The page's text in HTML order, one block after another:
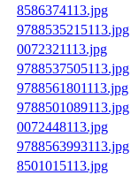
8586374113.jpg
9788535215113.jpg
0072321113.jpg
9788537505113.jpg
9788561801113.jpg
9788501089113.jpg
0072448113.jpg
9788563993113.jpg
8501015113.jpg